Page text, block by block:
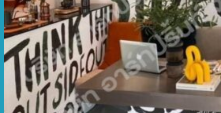
สติ๊กเกอร์ติดผนังตกแต่งโชว์รูมรถ
สติ๊กเกอร์ติดผนังภายนอก
สติ๊กเกอร์ติดผนังภายใน
ตัดสติ๊กเกอร์ติดผนัง
พิมพ์สติ๊กเกอร์ใสติดผนัง
พิมพ์สติ๊กเกอร์ติดผนังในห้าง
สติ๊กเกอร์ตกแต่งผนังออฟฟิศ
Print Sticker Wallpaper
สติ๊กเกอร์ติดผนังตกแต่งบูธ